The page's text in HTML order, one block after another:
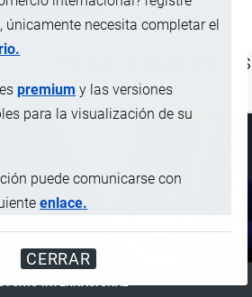
únicamente necesita completar el
premium y las versiones
para la visualización de su
puede comunicarse con
enlace.
CERRAR
revestidos
ÍNDICE DE CONTENIDOS
INTERNACIONAL